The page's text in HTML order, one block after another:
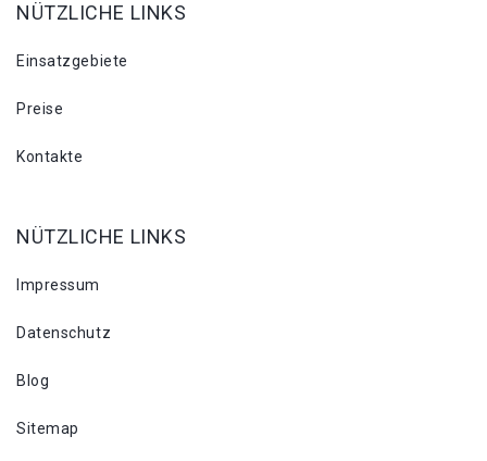
NÜTZLICHE LINKS
Einsatzgebiete
Preise
Kontakte
NÜTZLICHE LINKS
Impressum
Datenschutz
Blog
Sitemap